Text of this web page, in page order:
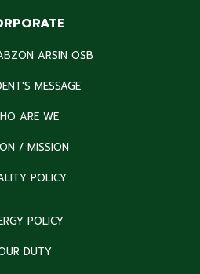
ARSIN OSB
MESSAGE
ARE WE
/ MISSION
POLICY
POLICY
DUTY